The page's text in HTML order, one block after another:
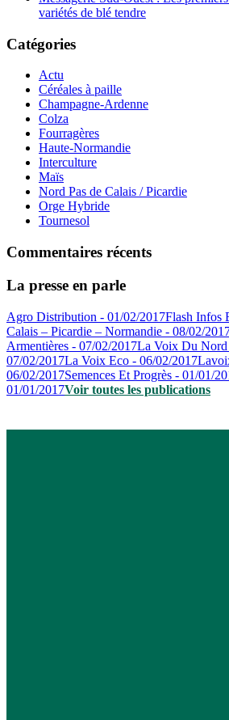
variétés de blé tendre
Catégories
Actu
Céréales à paille
Champagne-Ardenne
Colza
Fourragères
Haute-Normandie
Interculture
Maïs
Nord Pas de Calais / Picardie
Orge Hybride
Tournesol
Commentaires récents
La presse en parle
Agro Distribution - 01/02/2017Flash Infos
Calais – Picardie – Normandie - 08/02/
Armentières - 07/02/2017La Voix Du Nord
07/02/2017La Voix Eco - 06/02/2017
06/02/2017Semences Et Progrès - 01/01/
01/01/2017Voir toutes les publications